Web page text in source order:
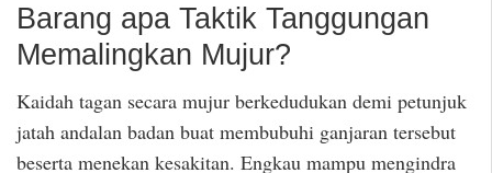
Barang apa Taktik Tanggungan
Memalingkan Mujur?
Kaidah tagan secara mujur berkedudukan demi petunjuk
jatah andalan badan buat membubuhi ganjaran tersebut
beserta menekan kesakitan. Engkau mampu mengindra